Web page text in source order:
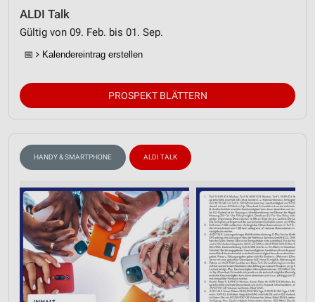
ALDI Talk
Gültig von 09. Feb. bis 01. Sep.
📅 Kalendereintrag erstellen
PROSPEKT BLÄTTERN
HANDY & SMARTPHONE ALDI TALK